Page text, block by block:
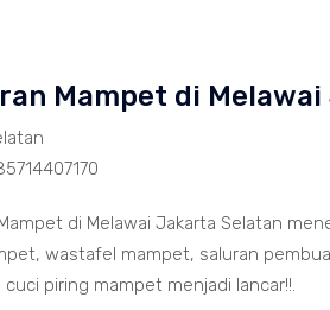
Mampet di
di Melawai Jakarta Selatan
wastafel mampet, saluran
piring mampet menjadi lancar!!.